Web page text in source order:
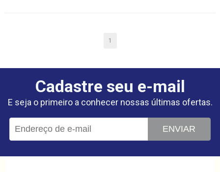
1
Cadastre seu e-mail
E seja o primeiro a conhecer nossas últimas ofertas.
ENVIAR